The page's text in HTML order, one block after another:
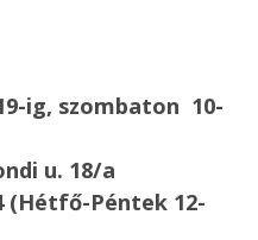
ig, szombaton 10-
u. 18/a
(Hétfő-Péntek 12-